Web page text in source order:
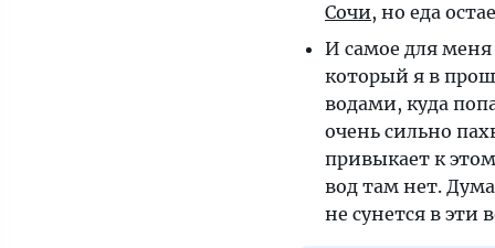
Сочи, но еда
И самое для меня
который я в
водами, куда
очень сильно
привыкает к
вод там нет.
не сунется в эти